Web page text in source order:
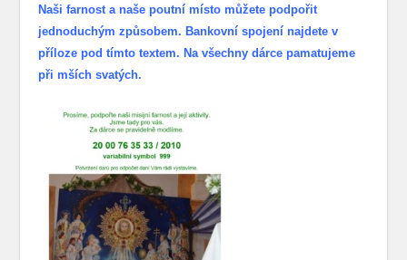
Naši farnost a naše poutní místo můžete podpořit
jednoduchým způsobem. Bankovní spojení najdete v
příloze pod tímto textem. Na všechny dárce pamatujeme
při mších svatých.